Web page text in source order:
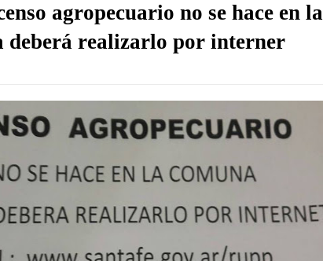
agropecuario no se hace en la
deberá realizarlo por interner